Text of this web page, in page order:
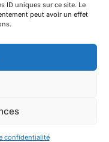
ID uniques sur ce site. Le
peut avoir un effet
confidentialité